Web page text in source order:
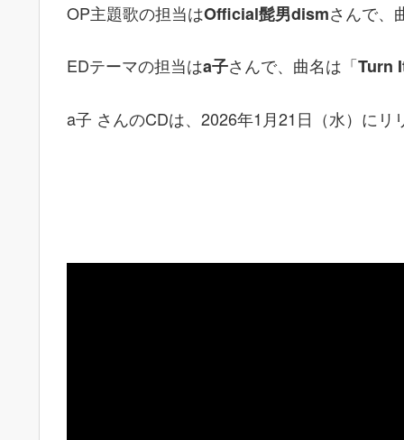
OP主題歌の担当はOfficial髭男dismさんで、
EDテーマの担当はa子さんで、曲名は「Turn
a子 さんのCDは、2026年1月21日（水）にリ